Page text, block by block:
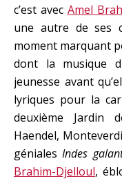
c’est avec Amel
une autre de ses
moment marquant
dont la musique
jeunesse avant
lyriques pour la
deuxième Jardin
Haendel,
génialesIndes
Brahim-Djelloul,